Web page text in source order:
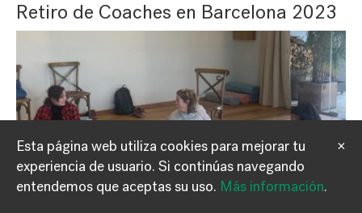
Información Contacto
Retiro de Coaches en Barcelona 2023
×
Esta página web utiliza cookies para mejorar tu
experiencia de usuario. Si continúas navegando
entendemos que aceptas su uso. Más información.